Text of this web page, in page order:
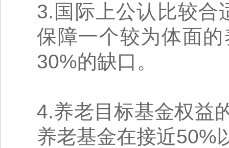
3.国际上公认比较合
保障一个较为体面
30%的缺口。
4.养老目标基金权益
养老基金在接近50%